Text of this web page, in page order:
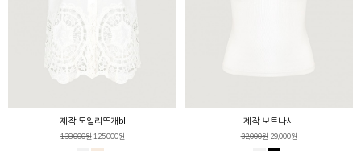
제작 도일리뜨개bl
138,000원125,000원
제작 보트나시
32,000원29,000원